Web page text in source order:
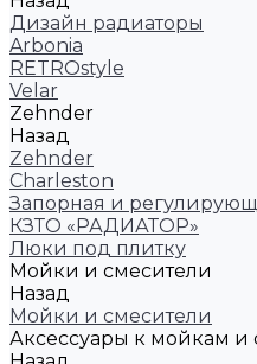
Дизайн радиаторы
Arbonia
RETROstyle
Velar
Zehnder
Назад
Zehnder
Charleston
Запорная и
КЗТО «РАДИАТОР»
Люки под плитку
Мойки и смесители
Назад
Мойки и смесители
Аксессуары к мойкам и